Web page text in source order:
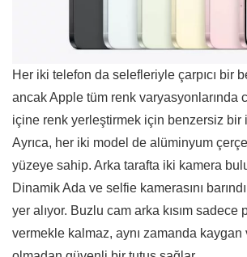
Her iki telefon da selefleriyle çarpıcı bir
ancak Apple tüm renk varyasyonlarında
içine renk yerleştirmek için benzersiz bir
Ayrıca, her iki model de alüminyum
yüzeye sahip. Arka tarafta iki kamera
Dinamik Ada ve selfie kamerasını
yer alıyor. Buzlu cam arka kısım sadece
vermekle kalmaz, aynı zamanda kaygan